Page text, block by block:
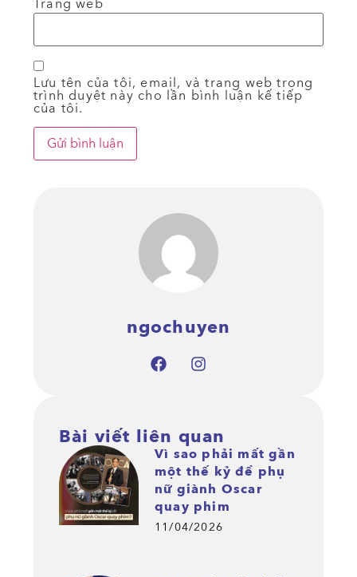
Trang web
Lưu tên của tôi, email, và trang web trong
trình duyệt này cho lần bình luận kế tiếp
của tôi.
ngochuyen
Bài viết liên quan
Vì sao phải mất gần
một thế kỷ để phụ
nữ giành Oscar
quay phim
11/04/2026